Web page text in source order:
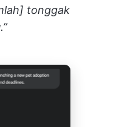
tonggak